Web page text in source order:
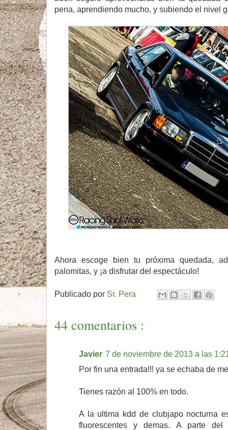
pena, aprendiendo mucho, y subiendo el nivel
Ahora escoge bien tu próxima quedada,
palomitas, y ¡a disfrutar del espectáculo!
Publicado por Sr. Pera
44 comentarios :
Javier 7 de noviembre de 2013 a las
Por fin una entrada!!! ya se echaba de
Tienes razón al 100% en todo.
A la ultima kdd de clubjapo nocturna
fluorescentes y demas. A parte del